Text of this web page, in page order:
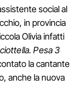
social al
in provincia
Olivia infatti
Pesa 3
la cantante
anche la nuova